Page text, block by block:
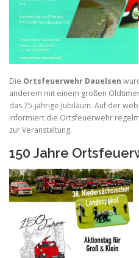
Die Ortsfeuerwehr Dauelsen
anderem mit einem großen
das 75-jährige Jubiläum. Auf der
informiert die Ortsfeuerwehr
zur Veranstaltung.
150 Jahre